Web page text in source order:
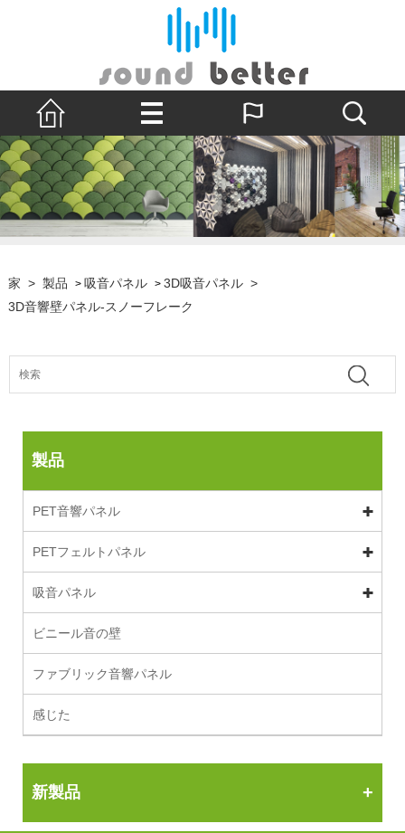
家 > 製品 > 吸音パネル > 3D吸音パネル >
3D音響壁パネル-スノーフレーク
製品
PET音響パネル
PETフェルトパネル
吸音パネル
ビニール音の壁
ファブリック音響パネル
感じた
新製品